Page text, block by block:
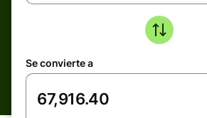
Se convierte a